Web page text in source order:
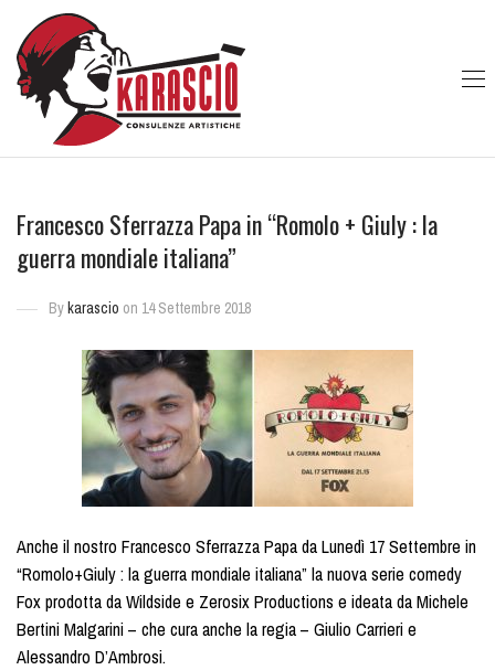
Francesco Sferrazza Papa in “Romolo + Giuly : la
guerra mondiale italiana”
Bykarascio on 14 Settembre 2018
Anche il nostro Francesco Sferrazza Papa da Lunedì 17 Settembre in
“Romolo+Giuly : la guerra mondiale italiana” la nuova serie comedy
Fox prodotta da Wildside e Zerosix Productions e ideata da Michele
Bertini Malgarini – che cura anche la regia – Giulio Carrieri e
Alessandro D’Ambrosi.